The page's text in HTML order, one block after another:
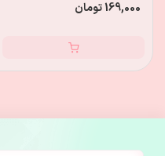
169,000 تومان